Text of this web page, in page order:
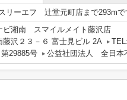
リーエフ 辻堂元町店まで293mで
ビ湘南 スマイルメイト藤沢店
藤沢２３－６ 富士見ビル 2A
29885号
公益社団法人 全日本